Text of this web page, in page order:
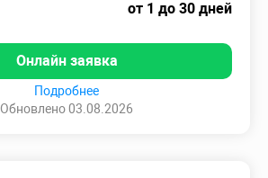
от 1 до 30 дней
Онлайн заявка
Подробнее
Обновлено 03.08.2026